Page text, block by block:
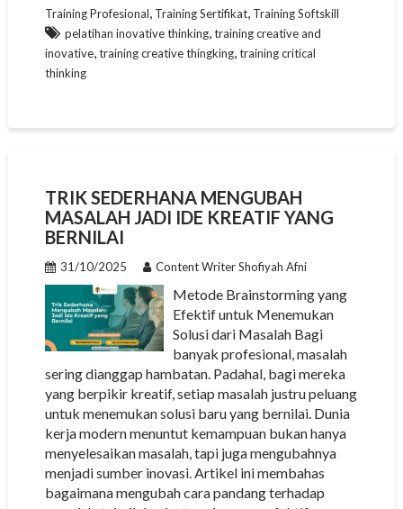
Training Profesional, Training Sertifikat, Training Softskill
pelatihan inovative thinking,training creative and
inovative,training creative thingking,training critical
thinking
TRIK SEDERHANA MENGUBAH
MASALAH JADI IDE KREATIF YANG
BERNILAI
31/10/2025 Content Writer Shofiyah Afni
Metode Brainstorming yang
Efektif untuk Menemukan
Solusi dari Masalah Bagi
banyak profesional, masalah
sering dianggap hambatan. Padahal, bagi mereka
yang berpikir kreatif, setiap masalah justru peluang
untuk menemukan solusi baru yang bernilai. Dunia
kerja modern menuntut kemampuan bukan hanya
menyelesaikan masalah, tapi juga mengubahnya
menjadi sumber inovasi. Artikel ini membahas
bagaimana mengubah cara pandang terhadap